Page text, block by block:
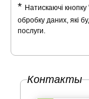
* Натискаючі кнопку 'Відправити замовлення' Ви надаєте згоду на
обробку даних, які
послуги.
Контакты